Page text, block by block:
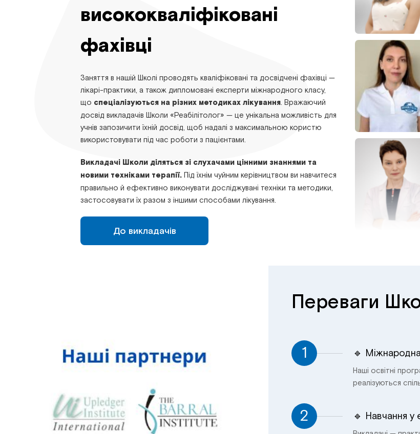
висококваліфіковані
фахівці
Заняття в нашій Школі проводять кваліфіковані та досвідчені фахівці —
лікарі-практики, а також дипломовані експерти міжнародного класу,
що спеціалізуються на різних методиках лікування. Вражаючий
досвід викладачів Школи «Реабілітолог» — це унікальна можливість для
учнів запозичити їхній досвід, щоб надалі з максимальною користю
використовувати під час роботи з пацієнтами.
Викладачі Школи діляться зі слухачами цінними знаннями та
новими техніками терапії. Під їхнім чуйним керівництвом ви навчитеся
правильно й ефективно виконувати досліджувані техніки та методики,
застосовувати їх разом з іншими способами лікування.
До викладачів
Переваги
1 🔹
Наші освітні
реалізуються
2 🔹 Навчання у